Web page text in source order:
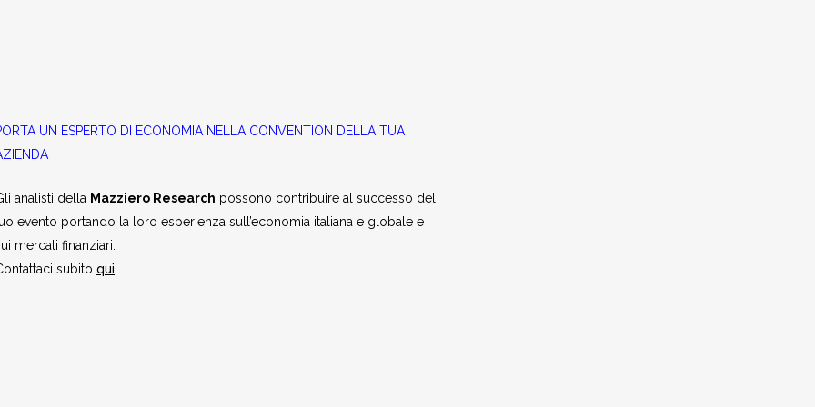
UN ESPERTO DI ECONOMIA NELLA CONVENTION DELLA TUA
analisti della Mazziero Research possono contribuire al successo del
evento portando la loro esperienza sull’economia italiana e globale e
mercati finanziari.
subito qui